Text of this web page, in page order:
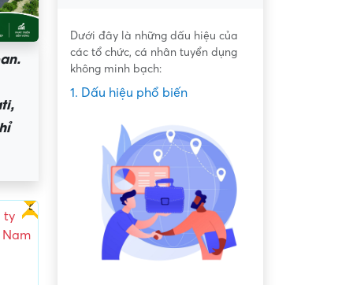
Gấp
ty
Nam
Dưới đây là những dấu hiệu của
các tổ chức, cá nhân tuyển dụng
không minh bạch:
1. Dấu hiệu phổ biến